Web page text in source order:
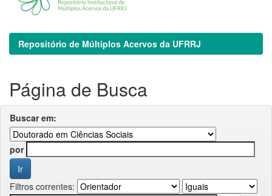
Repositório de Múltiplos Acervos da UFRRJ
Página de Busca
Buscar em:
por
Filtros correntes: